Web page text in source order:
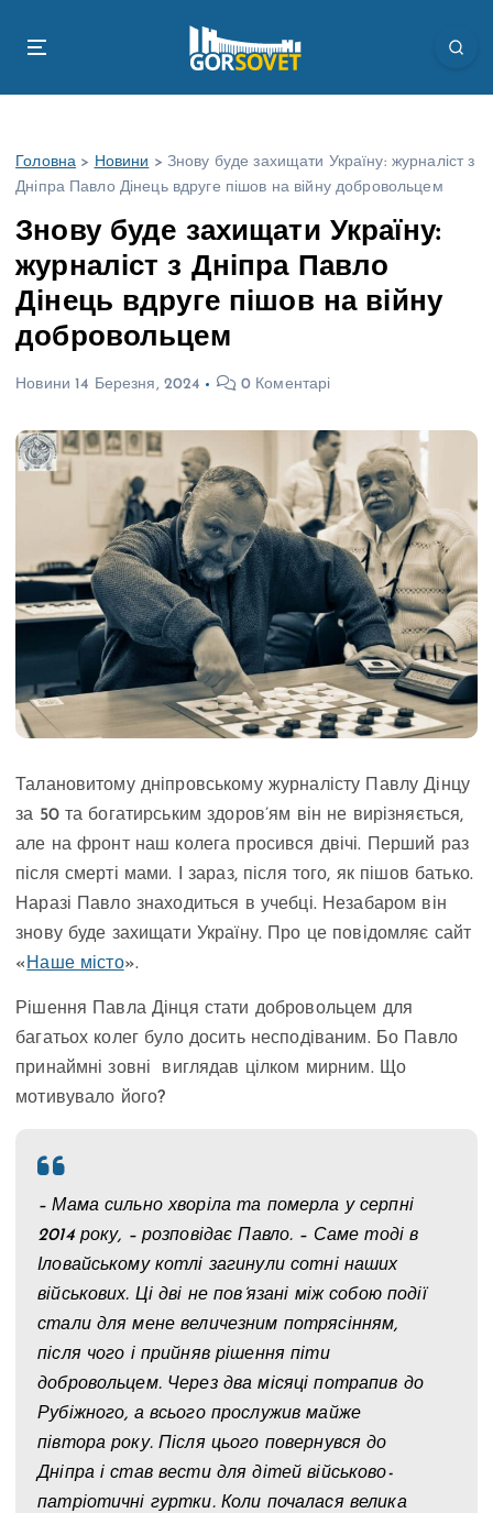
Головна > Новини > Знову буде захищати Україну: журналіст з
Дніпра Павло Дінець вдруге пішов на війну добровольцем
Знову буде захищати Україну:
журналіст з Дніпра Павло
Дінець вдруге пішов на війну
добровольцем
Новини 14 Березня, 2024 0 Коментарі
Талановитому дніпровському журналісту Павлу Дінцу
за 50 та богатирським здоров’ям він не вирізняється,
але на фронт наш колега просився двічі. Перший раз
після смерті мами. І зараз, після того, як пішов батько.
Наразі Павло знаходиться в учебці. Незабаром він
знову буде захищати Україну. Про це повідомляє сайт
« Наше місто».
Рішення Павла Дінця стати добровольцем для
багатьох колег було досить несподіваним. Бо Павло
принаймні зовні виглядав цілком мирним. Що
мотивувало його?
– Мама сильно хворіла та померла у серпні
2014 року, – розповідає Павло. – Саме тоді в
Іловайському котлі загинули сотні наших
військових. Ці дві не пов’язані між собою події
стали для мене величезним потрясінням,
після чого і прийняв рішення піти
добровольцем. Через два місяці потрапив до
Рубіжного, а всього прослужив майже
півтора року. Після цього повернувся до
Дніпра і став вести для дітей військово-
патріотичні гуртки. Коли почалася велика